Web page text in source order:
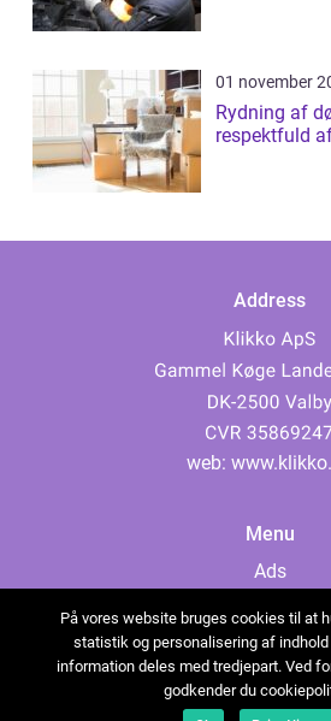
01 november
Rydning af
respektfuld
Address
web:
Menu
Ads
Cookies
Contact
Sitemap
På vores website bruges cookies til at
statistik og personalisering af indhold
information deles med tredjepart. Ved
godkender du